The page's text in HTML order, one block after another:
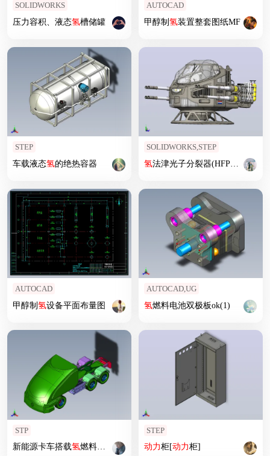
SOLIDWORKS
压力容积、液态氢槽储罐
AUTOCAD
甲醇制氢装置整套图纸MF
STEP
车载液态氢的绝热容器
SOLIDWORKS,STEP
氢法津光子分裂器(HFPD)炮艇
AUTOCAD
甲醇制氢设备平面布量图
AUTOCAD,UG
氢燃料电池双极板ok(1)
STP
新能源卡车搭载氢燃料电池
STEP
动力柜[动力柜]